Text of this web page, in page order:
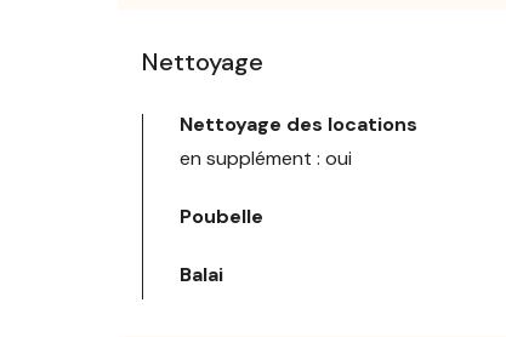
Nettoyage
Nettoyage des locations
en supplément : oui
Poubelle
Balai